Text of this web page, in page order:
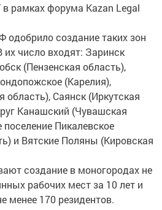
рамках форума Kazan Legal
создание таких зон
число входят: Заринск
(Пензенская область),
(Карелия),
область), Саянск (Иркутская
Канашский (Чувашская
поселение Пикалевское
и Вятские Поляны (Кировская
создание в моногородах не
рабочих мест за 10 лет и
менее 170 резидентов.